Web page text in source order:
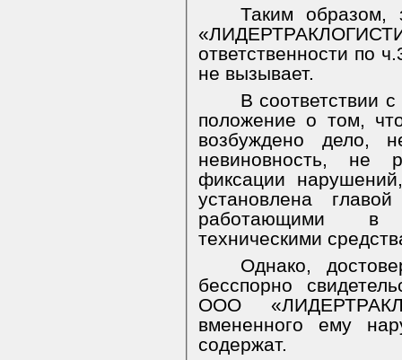
Таким образом,
ответственности по
не вызывает.
В соответствии
положение о том,
возбуждено дело,
невиновность, не
фиксации
установлена
работающими в
техническими
Однако,
бесспорно
ООО
вмененного ему
содержат.